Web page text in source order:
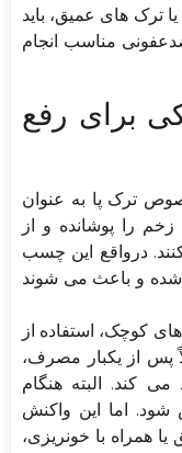
ترک های عمیق، باید
مناسب انجام
برای رفع
ترک پا به عنوان
را پوشانده و از
درواقع این چسب
و باعث می شوند
کوچک، استفاده از
پس از یکبار مصرف،
کند. البته هنگام
اما این واکنش
همراه با خونریزی،